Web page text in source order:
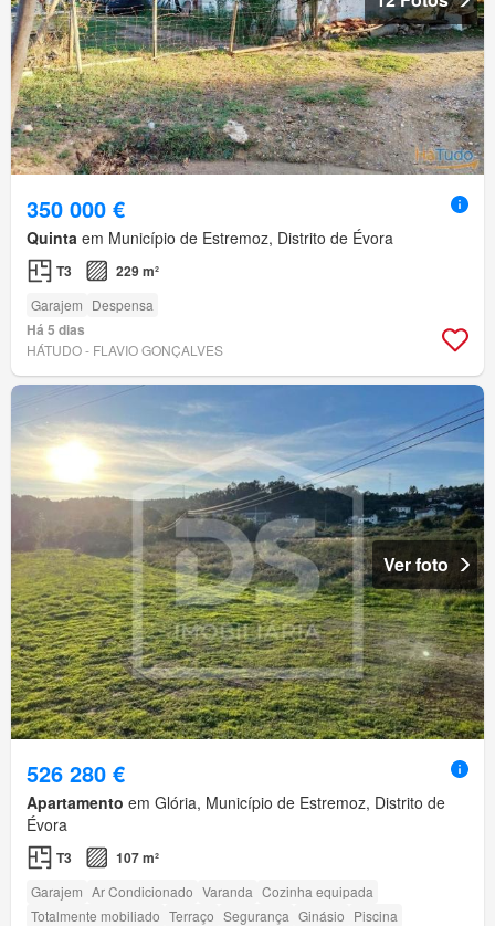
350 000 €
Quinta em Município de Estremoz, Distrito de Évora
T3 229 m²
Garajem Despensa
Há 5 dias
HÁTUDO - FLAVIO GONÇALVES
Ver foto
526 280 €
Apartamento em Glória, Município de Estremoz, Distrito de
Évora
T3 107 m²
Garajem Ar Condicionado Varanda Cozinha equipada
Totalmente mobiliado Terraço Segurança Ginásio Piscina